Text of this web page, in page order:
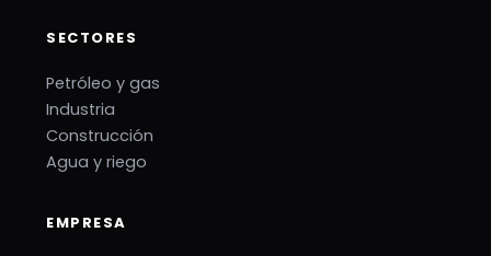
SECTORES
Petróleo y gas
Industria
Construcción
Agua y riego
EMPRESA